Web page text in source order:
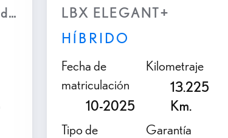
Enchufable)LBX ELEGANT+
HÍBRIDO
Fecha de
matriculación
10-2025
Kilometraje
13.225
Km.
Tipo de
Garantía